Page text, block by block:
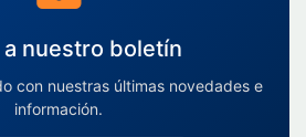
nuestro boletín
con nuestras últimas novedades e
información.